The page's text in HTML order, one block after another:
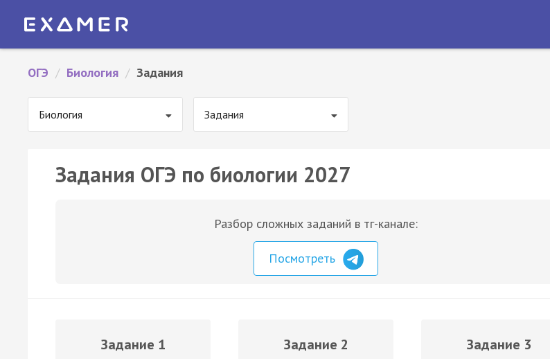
ОГЭ / Биология / Задания
Биология Задания
Задания ОГЭ по биологии 2027
Разбор сложных заданий в тг-канале:
Посмотреть
Задание 1 Задание 2 Задание 3